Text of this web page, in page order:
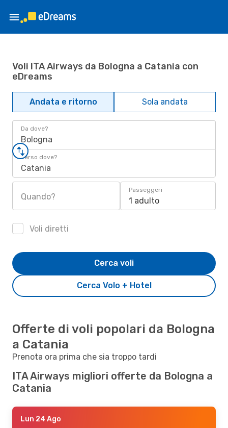
Voli ITA Airways da Bologna a Catania con
eDreams
Andata e ritorno Sola andata
Da dove?
Bologna
Verso dove?
Catania
Quando?
Passeggeri
1 adulto
Voli diretti
Cerca Volo + Hotel
Cerca voli
Offerte di voli popolari da Bologna
a Catania
Prenota ora prima che sia troppo tardi
ITA Airways migliori offerte da Bologna a
Catania
Lun 24 Ago